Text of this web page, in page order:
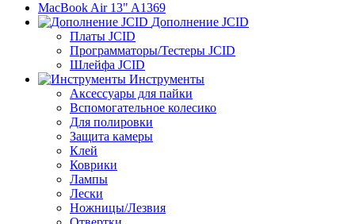
MacBook Air 13" A1369
Дополнение JCID
Платы JCID
Программаторы/Тестеры JCID
Шлейфа JCID
Инструменты
Аксессуары для пайки
Вспомогательное колесико
Для полировки
Защита камеры
Клей
Коврики
Лампы
Лески
Ножницы/Лезвия